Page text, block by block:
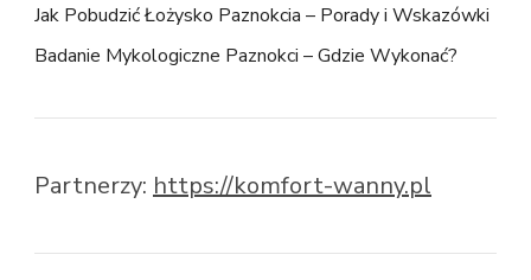
Jak Pobudzić Łożysko Paznokcia – Porady i Wskazówki
Badanie Mykologiczne Paznokci – Gdzie Wykonać?
Partnerzy: https://komfort-wanny.pl